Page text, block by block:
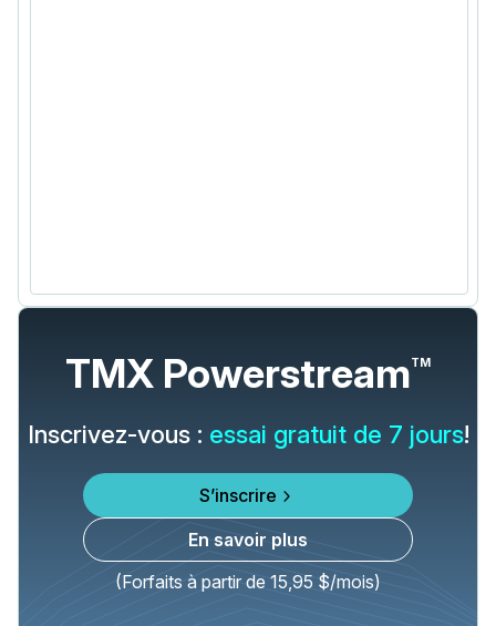
TMX PowerstreamTM
Inscrivez-vous : essai gratuit de 7 jours!
S’inscrire
En savoir plus
(Forfaits à partir de 15,95 $/mois)